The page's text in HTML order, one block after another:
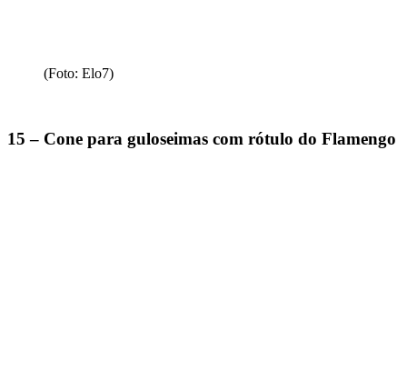
(Foto: Elo7)
15 – Cone para guloseimas com rótulo do Flamengo